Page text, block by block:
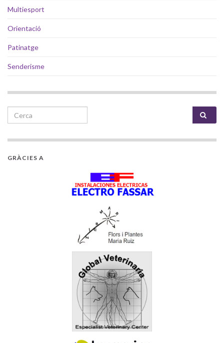
Multiesport
Orientació
Patinatge
Senderisme
Search for:
GRÀCIES A